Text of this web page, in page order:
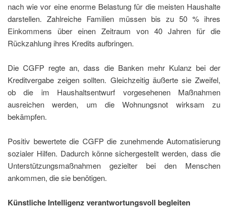
nach wie vor eine enorme Belastung für die meisten Haushalte
darstellen. Zahlreiche Familien müssen bis zu 50 % ihres
Einkommens über einen Zeitraum von 40 Jahren für die
Rückzahlung ihres Kredits aufbringen.
Die CGFP regte an, dass die Banken mehr Kulanz bei der
Kreditvergabe zeigen sollten. Gleichzeitig äußerte sie Zweifel,
ob die im Haushaltsentwurf vorgesehenen Maßnahmen
ausreichen werden, um die Wohnungsnot wirksam zu
bekämpfen.
Positiv bewertete die CGFP die zunehmende Automatisierung
sozialer Hilfen. Dadurch könne sichergestellt werden, dass die
Unterstützungsmaßnahmen gezielter bei den Menschen
ankommen, die sie benötigen.
Künstliche Intelligenz verantwortungsvoll begleiten